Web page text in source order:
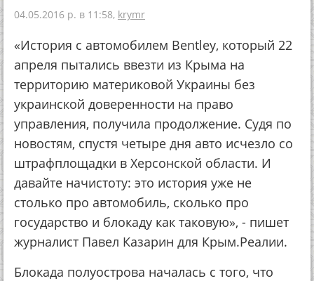
04.05.2016 р. в 11:58, krymr
«История с автомобилем Bentley, который 22
апреля пытались ввезти из Крыма на
территорию материковой Украины без
украинской доверенности на право
управления, получила продолжение. Судя по
новостям, спустя четыре дня авто исчезло со
штрафплощадки в Херсонской области. И
давайте начистоту: это история уже не
столько про автомобиль, сколько про
государство и блокаду как таковую», - пишет
журналист Павел Казарин для Крым.Реалии.
Блокада полуострова началась с того, что